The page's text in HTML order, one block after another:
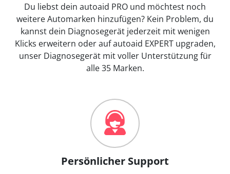
Du liebst dein autoaid PRO und möchtest noch
weitere Automarken hinzufügen? Kein Problem, du
kannst dein Diagnosegerät jederzeit mit wenigen
Klicks erweitern oder auf autoaid EXPERT upgraden,
unser Diagnosegerät mit voller Unterstützung für
alle 35 Marken.
Persönlicher Support